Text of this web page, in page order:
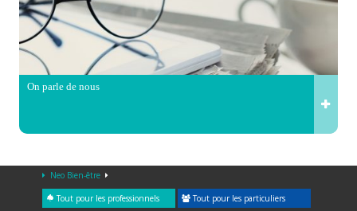
On parle de nous
Neo Bien-être
Tout pour les professionnels Tout pour les particuliers